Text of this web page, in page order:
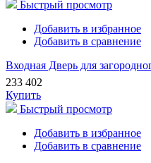
Быстрый просмотр
Добавить в избранное
Добавить в сравнение
Входная Дверь для
233 402
Купить
Быстрый просмотр
Добавить в избранное
Добавить в сравнение